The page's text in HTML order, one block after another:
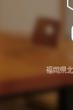
福岡県